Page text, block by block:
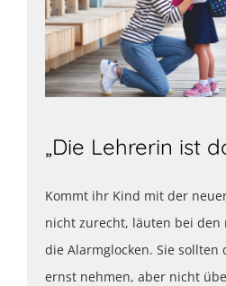
„Die Lehrerin ist
Kommt ihr Kind mit der
nicht zurecht, läuten bei den
die Alarmglocken. Sie sollten
ernst nehmen, aber nicht